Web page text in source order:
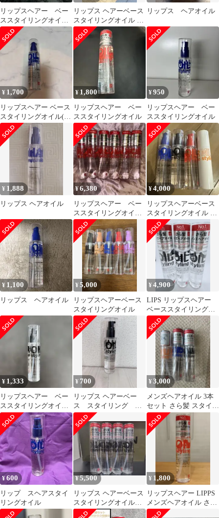
リップスヘアー ベー
ススタイリングオイル
（黒）ダメージ 100ml
2本セット
リップス ヘアーベース
スタイリングオイル メ
ンズ無香料
リップス ヘアオイル
¥ 1,700
リップスヘアー ベース
スタイリングオイル(ダ
メージ)
¥ 1,800
リップスヘアー ベー
ススタイリングオイル
¥950
リップスヘアー ベー
ススタイリングオイル
¥ 1,888
リップス ヘアオイル
¥6,380
リップスヘアー ベー
ススタイリングオイ
ル 無香料 100ml 6本
セット
¥4,000
リップスヘアーベース
スタイリングオイル 4
本セット
¥ 1,100
リップス ヘアオイル
¥5,000
リップスヘアーベース
スタイリングオイル
¥4,900
LIPS リップスヘアー
ベーススタイリングオ
イル ×3
¥ 1,333
リップスヘアー ベー
ススタイリングオイ
ル アップルグリーン
&ローズの香り
¥ 700
リップス ヘアーベー
ス スタイリング オ
イル100mL お試し 残
量約6割程度
¥3,000
メンズヘアオイル 3本
セット さら髪 スタイリ
ング
¥600
リップ スヘアスタイ
リングオイル
¥5,500
リップス ヘアーベース
スタイリングオイル
100ml 4本セット
¥ 1,800
リップスヘアー LIPPS
メンズヘアオイル さら
髪 100ml